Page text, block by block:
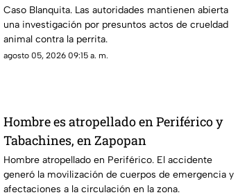
Blanquita
Caso Blanquita. Las autoridades mantienen abierta
una investigación por presuntos actos de crueldad
animal contra la perrita.
agosto 05, 2026 09:15 a. m.
Hombre es atropellado en Periférico y
Tabachines, en Zapopan
Hombre atropellado en Periférico. El accidente
generó la movilización de cuerpos de emergencia y
afectaciones a la circulación en la zona.